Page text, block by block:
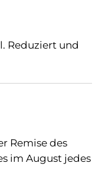
Reduziert und
Remise des
im August jedes